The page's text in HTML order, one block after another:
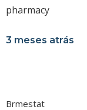
pharmacy
3 meses atrás
Brmestat